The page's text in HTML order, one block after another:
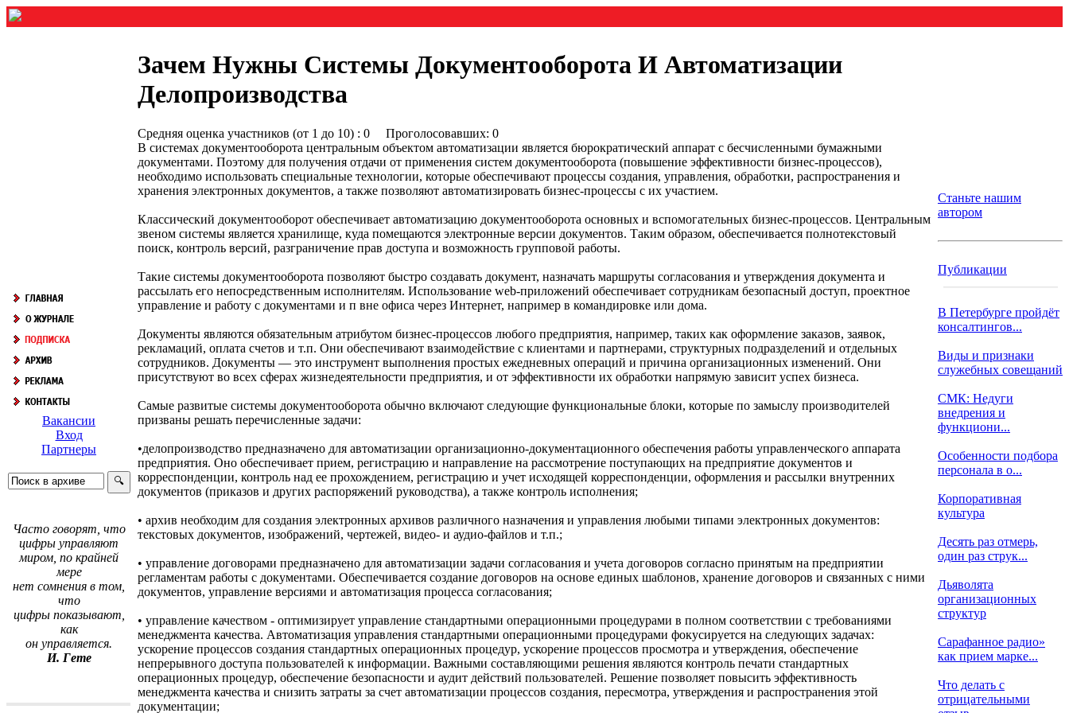
Вакансии
Вход
Партнеры
Часто говорят, что
цифры управляют
миром, по крайней
мере
нет сомнения в том,
что
цифры показывают,
как
он управляется.
И. Гете
Зачем Нужны Системы Документооборота И Автоматизации
Делопроизводства
Средняя оценка участников (от 1 до 10) : 0 Проголосовавших: 0
В системах документооборота центральным объектом автоматизации является бюрократический аппарат с бесчисленными бумажными
документами. Поэтому для получения отдачи от применения систем документооборота (повышение эффективности бизнес-процессов),
необходимо использовать специальные технологии, которые обеспечивают процессы создания, управления, обработки, распространения и
хранения электронных документов, а также позволяют автоматизировать бизнес-процессы с их участием.
Классический документооборот обеспечивает автоматизацию документооборота основных и вспомогательных бизнес-процессов. Центральным
звеном системы является хранилище, куда помещаются электронные версии документов. Таким образом, обеспечивается полнотекстовый
поиск, контроль версий, разграничение прав доступа и возможность групповой работы.
Такие системы документооборота позволяют быстро создавать документ, назначать маршруты согласования и утверждения документа и
рассылать его непосредственным исполнителям. Использование web-приложений обеспечивает сотрудникам безопасный доступ, проектное
управление и работу с документами и п вне офиса через Интернет, например в командировке или дома.
Документы являются обязательным атрибутом бизнес-процессов любого предприятия, например, таких как оформление заказов, заявок,
рекламаций, оплата счетов и т.п. Они обеспечивают взаимодействие с клиентами и партнерами, структурных подразделений и отдельных
сотрудников. Документы — это инструмент выполнения простых ежедневных операций и причина организационных изменений. Они
присутствуют во всех сферах жизнедеятельности предприятия, и от эффективности их обработки напрямую зависит успех бизнеса.
Самые развитые системы документооборота обычно включают следующие функциональные блоки, которые по замыслу производителей
призваны решать перечисленные задачи:
•делопроизводство предназначено для автоматизации организационно-документационного обеспечения работы управленческого аппарата
предприятия. Оно обеспечивает прием, регистрацию и направление на рассмотрение поступающих на предприятие документов и
корреспонденции, контроль над ее прохождением, регистрацию и учет исходящей корреспонденции, оформления и рассылки внутренних
документов (приказов и других распоряжений руководства), а также контроль исполнения;
• архив необходим для создания электронных архивов различного назначения и управления любыми типами электронных документов:
текстовых документов, изображений, чертежей, видео- и аудио-файлов и т.п.;
• управление договорами предназначено для автоматизации задачи согласования и учета договоров согласно принятым на предприятии
регламентам работы с документами. Обеспечивается создание договоров на основе единых шаблонов, хранение договоров и связанных с ними
документов, управление версиями и автоматизация процесса согласования;
• управление качеством - оптимизирует управление стандартными операционными процедурами в полном соответствии с требованиями
менеджмента качества. Автоматизация управления стандартными операционными процедурами фокусируется на следующих задачах:
ускорение процессов создания стандартных операционных процедур, ускорение процессов просмотра и утверждения, обеспечение
непрерывного доступа пользователей к информации. Важными составляющими решения являются контроль печати стандартных
операционных процедур, обеспечение безопасности и аудит действий пользователей. Решение позволяет повысить эффективность
менеджмента качества и снизить затраты за счет автоматизации процессов создания, пересмотра, утверждения и распространения этой
документации;
Станьте нашим
автором
Публикации
В Петербурге пройдёт
консалтингов...
Виды и признаки
служебных совещаний
СМК: Недуги
внедрения и
функциони...
Особенности подбора
персонала в о...
Корпоративная
культура
Десять раз отмерь,
один раз струк...
Дьяволята
организационных
структур
Сарафанное радио»
как прием марке...
Что делать с
отрицательными